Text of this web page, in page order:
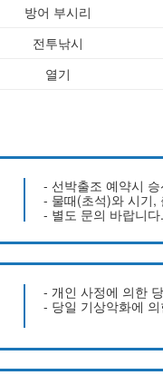
방어 부시리
전투낚시
열기
- 선박출조 예약시
- 물때(초석)와 시기,
- 별도 문의 바랍니다.
- 개인 사정에 의한
- 당일 기상악화에